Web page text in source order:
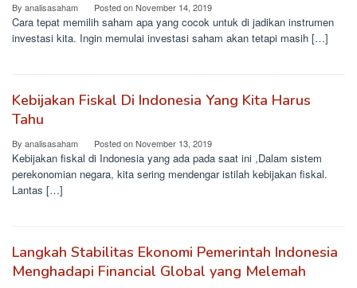
By analisasaham Posted onNovember 14, 2019
Cara tepat memilih saham apa yang cocok untuk di jadikan instrumen
investasi kita. Ingin memulai investasi saham akan tetapi masih […]
Kebijakan Fiskal Di Indonesia Yang Kita Harus
Tahu
By analisasaham Posted onNovember 13, 2019
Kebijakan fiskal di Indonesia yang ada pada saat ini ,Dalam sistem
perekonomian negara, kita sering mendengar istilah kebijakan fiskal.
Lantas […]
Langkah Stabilitas Ekonomi Pemerintah Indonesia
Menghadapi Financial Global yang Melemah